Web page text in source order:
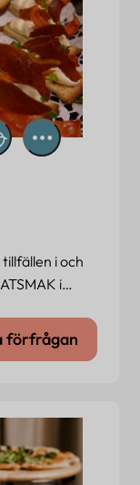
i och
i…
förfrågan